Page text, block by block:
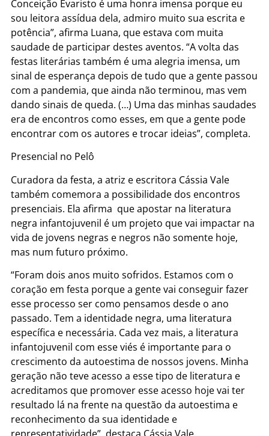
Conceição Evaristo é uma honra imensa porque eu
sou leitora assídua dela, admiro muito sua escrita e
potência”, afirma Luana, que estava com muita
saudade de participar destes aventos. “A volta das
festas literárias também é uma alegria imensa, um
sinal de esperança depois de tudo que a gente passou
com a pandemia, que ainda não terminou, mas vem
dando sinais de queda. (…) Uma das minhas saudades
era de encontros como esses, em que a gente pode
encontrar com os autores e trocar ideias”, completa.
Presencial no Pelô
Curadora da festa, a atriz e escritora Cássia Vale
também comemora a possibilidade dos encontros
presenciais. Ela afirma que apostar na literatura
negra infantojuvenil é um projeto que vai impactar na
vida de jovens negras e negros não somente hoje,
mas num futuro próximo.
“Foram dois anos muito sofridos. Estamos com o
coração em festa porque a gente vai conseguir fazer
esse processo ser como pensamos desde o ano
passado. Tem a identidade negra, uma literatura
específica e necessária. Cada vez mais, a literatura
infantojuvenil com esse viés é importante para o
crescimento da autoestima de nossos jovens. Minha
geração não teve acesso a esse tipo de literatura e
acreditamos que promover esse acesso hoje vai ter
resultado lá na frente na questão da autoestima e
reconhecimento da sua identidade e